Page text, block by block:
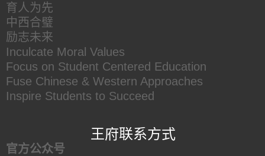
育人为先
中西合璧
励志未来
Inculcate Moral Values
Focus on Student Centered Education
Fuse Chinese & Western Approaches
Inspire Students to Succeed
王府联系方式
官方公众号